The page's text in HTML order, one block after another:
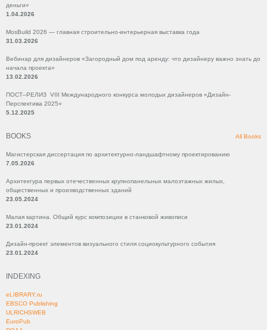
деньги»
1.04.2026
MosBuild 2026 — главная строительно-интерьерная выставка года
31.03.2026
Вебинар для дизайнеров «Загородный дом под аренду: что дизайнеру важно знать до
начала проекта»
13.02.2026
ПОСТ–РЕЛИЗ VIII Международного конкурса молодых дизайнеров «Дизайн-
Перспектива 2025»
5.12.2025
BOOKS All Books
Магистерская диссертация по архитектурно-ландшафтному проектированию
7.05.2026
Архитектура первых отечественных крупнопанельных малоэтажных жилых,
общественных и производственных зданий
23.05.2024
Малая картина. Общий курс композиции в станковой живописи
23.01.2024
Дизайн-проект элементов визуального стиля социокультурного события
23.01.2024
INDEXING
eLIBRARY.ru
EBSCO Publishing
ULRICHSWEB
EuroPub